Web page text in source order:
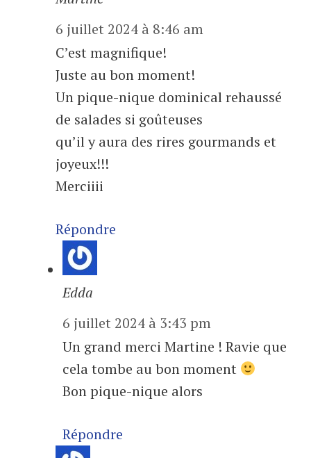
6 juillet 2024 à 8:46 am
C’est magnifique!
Juste au bon moment!
Un pique-nique dominical rehaussé
de salades si goûteuses
qu’il y aura des rires gourmands et
joyeux!!!
Merciiii
Répondre
Edda
6 juillet 2024 à 3:43 pm
Un grand merci Martine ! Ravie que
cela tombe au bon moment
Bon pique-nique alors
Répondre